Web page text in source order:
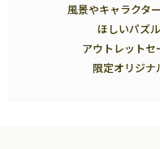
風景やキャラクタ
ほしいパズ
アウトレット
限定オリジナ